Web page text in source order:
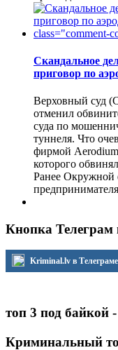
Скандальное
приговор по
Верховный суд
отменил
суда по
туннеля. Что
фирмой
которого
Ранее Окружной
Кнопка Телеграм
Kriminal.lv в Телеграме
топ 3 под
Криминальный